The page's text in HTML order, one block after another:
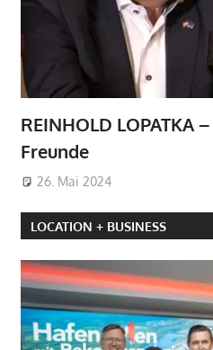
REINHOLD LOPATKA
Freunde
26. Mai 2024
LOCATION + BUSINESS